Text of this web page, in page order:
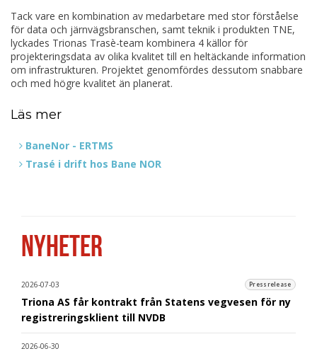
Tack vare en kombination av medarbetare med stor förståelse
för data och järnvägsbranschen, samt teknik i produkten TNE,
lyckades Trionas Trasè-team kombinera 4 källor för
projekteringsdata av olika kvalitet till en heltäckande information
om infrastrukturen. Projektet genomfördes dessutom snabbare
och med högre kvalitet än planerat.
Läs mer
BaneNor - ERTMS
Trasé i drift hos Bane NOR
NYHETER
2026-07-03 Pressrelease
Triona AS får kontrakt från Statens vegvesen för ny
registreringsklient till NVDB
2026-06-30